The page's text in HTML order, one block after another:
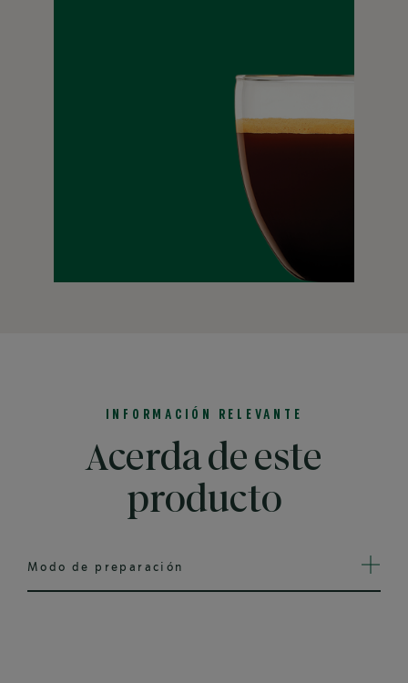
OSCURO
En el extremo más intenso de los niveles de tostado, Dark Roast
tiene más cuerpo y sabores robustos y atrevidos para un sabor
INFORMACIÓN RELEVANTE
Acerda de este
producto
Modo de preparación